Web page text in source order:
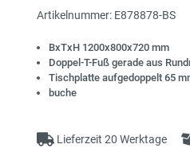
Artikelnummer: E878878-BS
BxTxH 1200x800x720 mm
Doppel-T-Fuß gerade aus
Tischplatte aufgedoppelt 65
buche
Lieferzeit 20 Werktage